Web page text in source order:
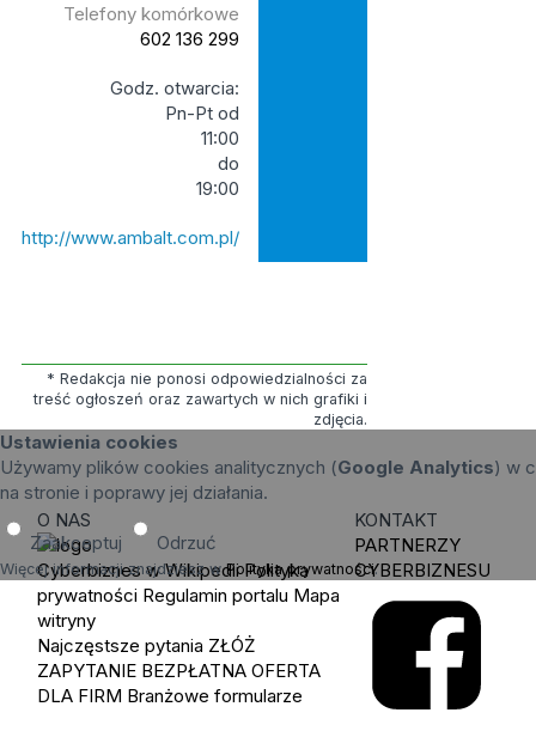
Telefony komórkowe
602 136 299
Godz. otwarcia:
Pn-Pt od
11:00
do
19:00
http://www.ambalt.com.pl/
* Redakcja nie ponosi odpowiedzialności za
treść ogłoszeń oraz zawartych w nich grafiki i
zdjęcia.
Ustawienia cookies
Używamy plików cookies analitycznych (Google Analytics) w
na stronie i poprawy jej działania.
Zaakceptuj Odrzuć
Więcej informacji znajdziesz wPolityka prywatności.
O NAS
Cyberbiznes w Wikipedii Polityka
prywatności Regulamin portalu Mapa
witryny
Najczęstsze pytania ZŁÓŻ
ZAPYTANIE BEZPŁATNA OFERTA
DLA FIRM Branżowe formularze
KONTAKT
PARTNERZY
CYBERBIZNESU